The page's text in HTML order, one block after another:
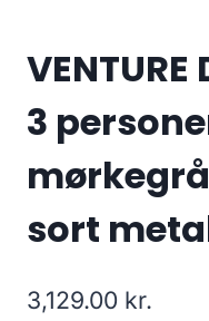
3
sort
3,129.00 kr.